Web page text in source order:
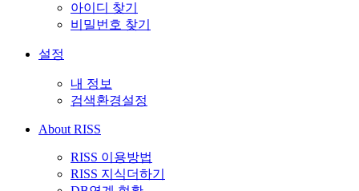
아이디 찾기
비밀번호 찾기
설정
내 정보
검색환경설정
About RISS
RISS 이용방법
RISS 지식더하기